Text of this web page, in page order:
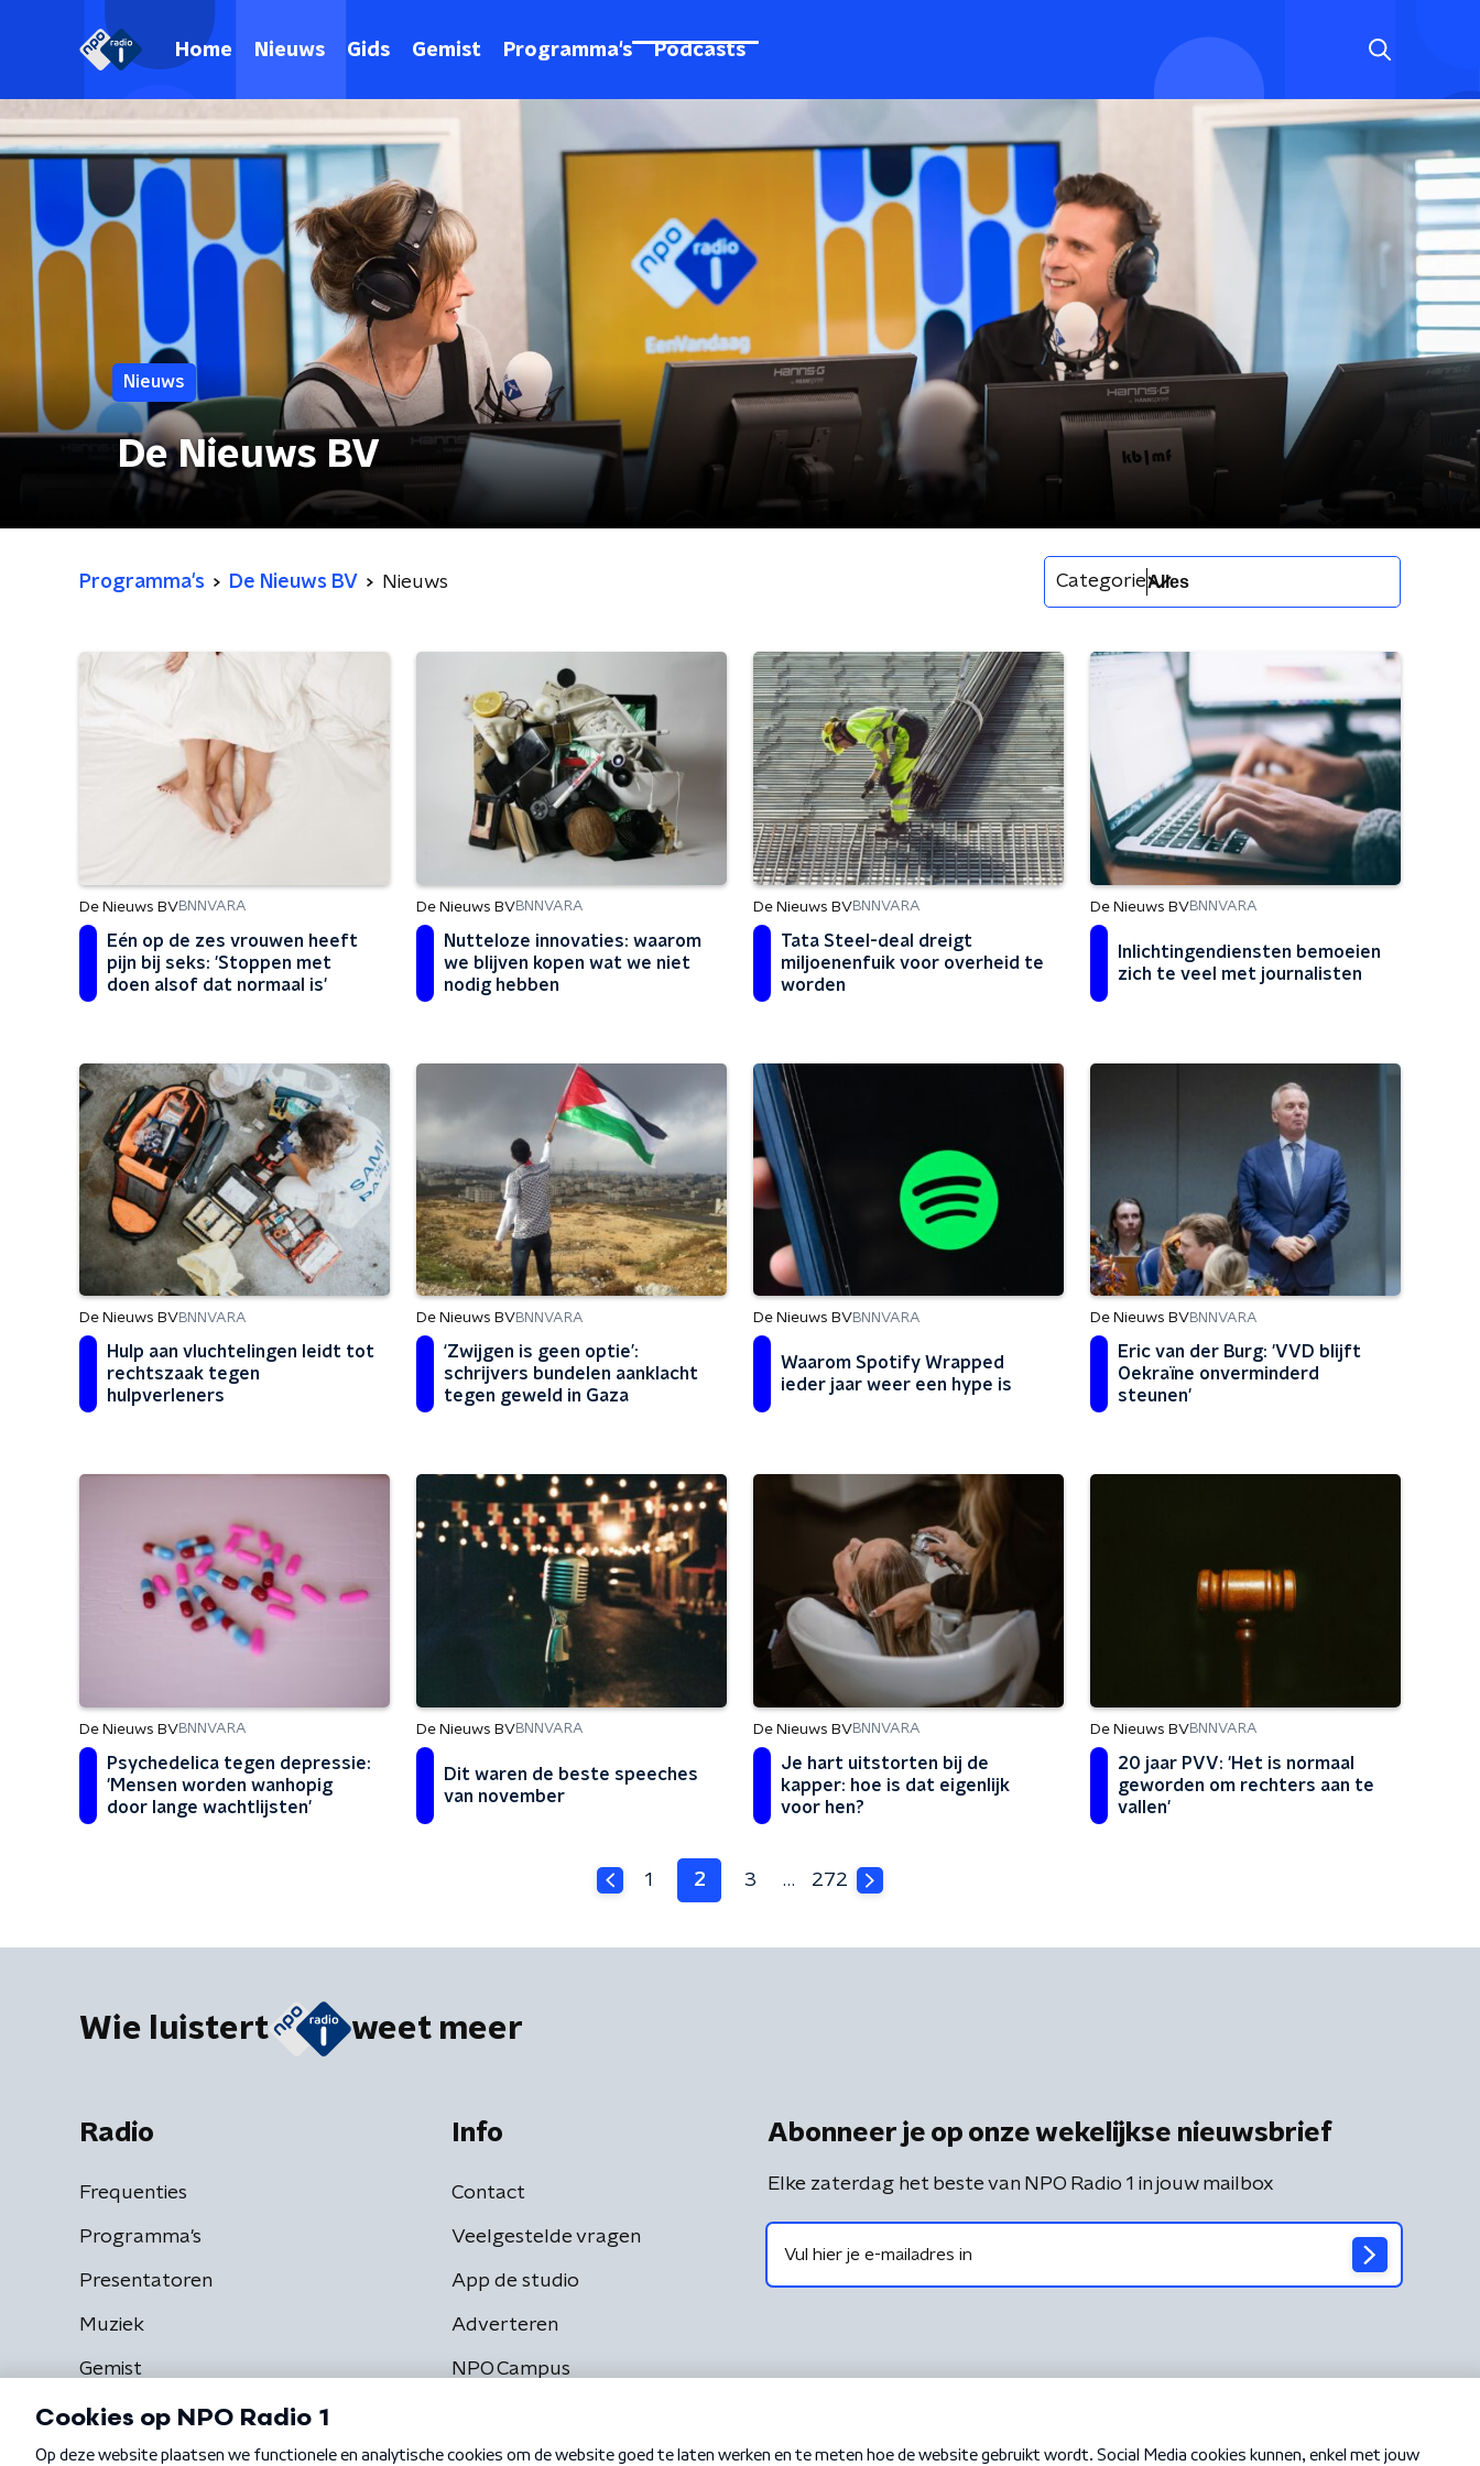
Home Nieuws Gids Gemist Programma's Podcasts
Nieuws
De Nieuws BV
Programma's De Nieuws BV Nieuws Categorie
De Nieuws BVBNNVARA
Eén op de zes vrouwen heeft
pijn bij seks: 'Stoppen met
doen alsof dat normaal is'
De Nieuws BVBNNVARA
Nutteloze innovaties: waarom
we blijven kopen wat we niet
nodig hebben
De Nieuws BVBNNVARA
Tata Steel-deal dreigt
miljoenenfuik voor overheid te
worden
De Nieuws BVBNNVARA
Inlichtingendiensten bemoeien
zich te veel met journalisten
De Nieuws BVBNNVARA
Hulp aan vluchtelingen leidt tot
rechtszaak tegen
hulpverleners
De Nieuws BVBNNVARA
‘Zwijgen is geen optie’:
schrijvers bundelen aanklacht
tegen geweld in Gaza
De Nieuws BVBNNVARA
Waarom Spotify Wrapped
ieder jaar weer een hype is
De Nieuws BVBNNVARA
Eric van der Burg: 'VVD blijft
Oekraïne onverminderd
steunen'
De Nieuws BVBNNVARA
Psychedelica tegen depressie:
'Mensen worden wanhopig
door lange wachtlijsten'
De Nieuws BVBNNVARA
Dit waren de beste speeches
van november
De Nieuws BVBNNVARA
Je hart uitstorten bij de
kapper: hoe is dat eigenlijk
voor hen?
De Nieuws BVBNNVARA
20 jaar PVV: 'Het is normaal
geworden om rechters aan te
vallen'
1 2 3 … 272
Wie luistert weet meer
Radio
Frequenties
Programma's
Presentatoren
Muziek
Gemist
Info
Contact
Veelgestelde vragen
App de studio
Adverteren
NPO Campus
Abonneer je op onze wekelijkse nieuwsbrief
Elke zaterdag het beste van NPO Radio 1 in jouw mailbox